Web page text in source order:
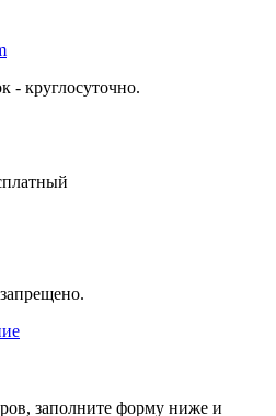
- круглосуточно.
заполните форму ниже и